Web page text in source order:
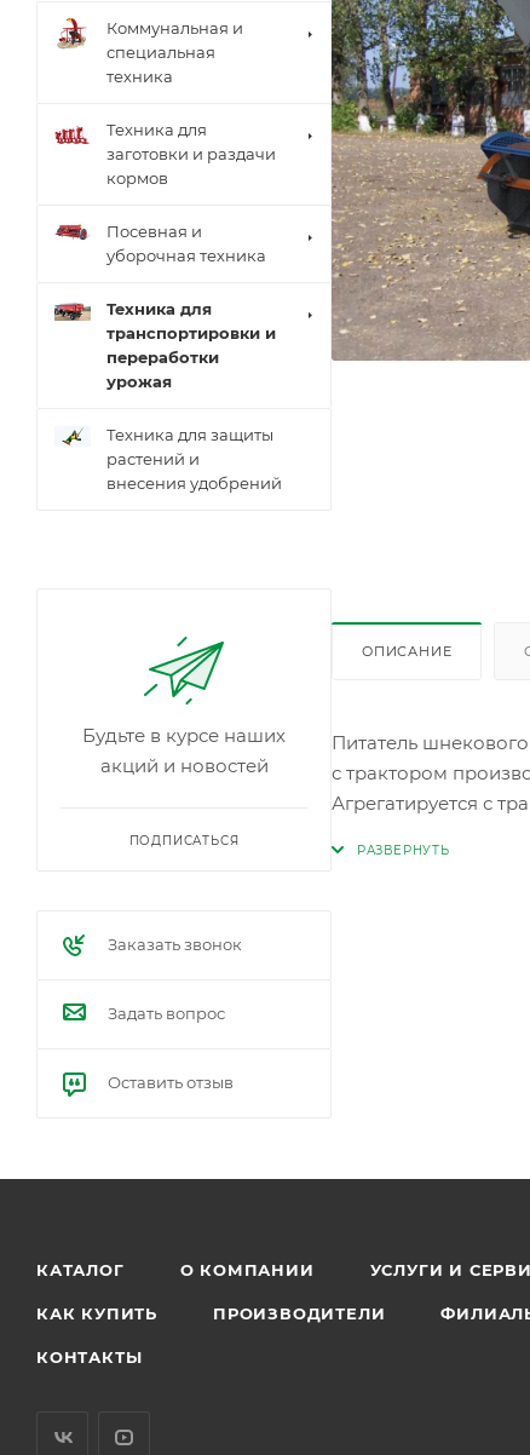
ОПИСАНИЕ
Питатель
с трактором
Агрегатируется с
Коммунальная и
специальная
техника
Техника для
заготовки и раздачи
кормов
Посевная и
уборочная техника
Техника для
транспортировки и
переработки
урожая
Техника для защиты
растений и
внесения удобрений
Будьте в курсе наших
акций и новостей
ПОДПИСАТЬСЯ
Заказать звонок
Задать вопрос
Оставить отзыв
КАТАЛОГ О КОМПАНИИ УСЛУГИ И
КАК КУПИТЬ ПРОИЗВОДИТЕЛИ
КОНТАКТЫ